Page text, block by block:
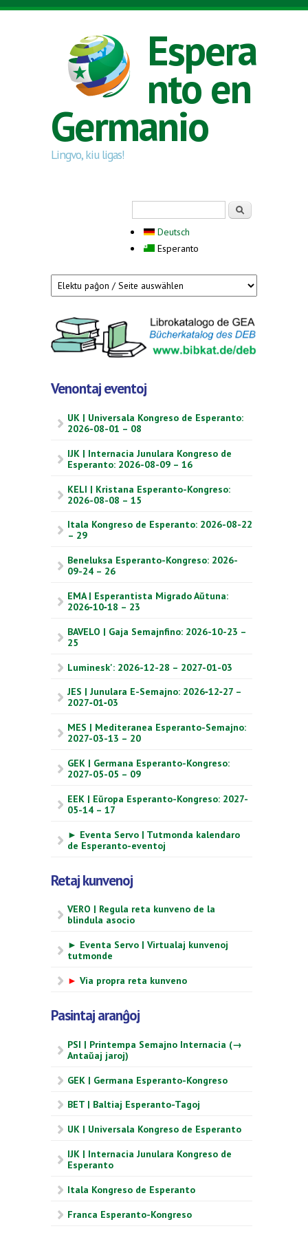
Skip to main content
Espera
nto en
Germanio
Lingvo, kiu ligas!
Deutsch
Esperanto
Venontaj eventoj
UK | Universala Kongreso de Esperanto:
2026-08-01 – 08
IJK | Internacia Junulara Kongreso de
Esperanto: 2026-08-09 – 16
KELI | Kristana Esperanto-Kongreso:
2026-08-08 – 15
Itala Kongreso de Esperanto: 2026-08-22
– 29
Beneluksa Esperanto-Kongreso: 2026-
09-24 – 26
EMA | Esperantista Migrado Aŭtuna:
2026‑10‑18 – 23
BAVELO | Gaja Semajnfino: 2026-10-23 –
25
Luminesk': 2026-12-28 – 2027-01-03
JES | Junulara E-Semajno: 2026‑12‑27 –
2027‑01‑03
MES | Mediteranea Esperanto-Semajno:
2027-03-13 – 20
GEK | Germana Esperanto-Kongreso:
2027-05-05 – 09
EEK | Eŭropa Esperanto-Kongreso: 2027-
05-14 – 17
► Eventa Servo | Tutmonda kalendaro
de Esperanto-eventoj
Retaj kunvenoj
VERO | Regula reta kunveno de la
blindula asocio
► Eventa Servo | Virtualaj kunvenoj
tutmonde
► Via propra reta kunveno
Pasintaj aranĝoj
PSI | Printempa Semajno Internacia (→
Antaŭaj jaroj)
GEK | Germana Esperanto-Kongreso
BET | Baltiaj Esperanto-Tagoj
UK | Universala Kongreso de Esperanto
IJK | Internacia Junulara Kongreso de
Esperanto
Itala Kongreso de Esperanto
Franca Esperanto-Kongreso